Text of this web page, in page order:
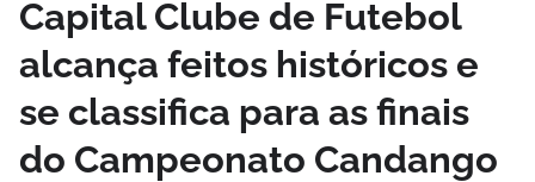
Capital Clube de Futebol
alcança feitos históricos e
se classifica para as finais
do Campeonato Candango